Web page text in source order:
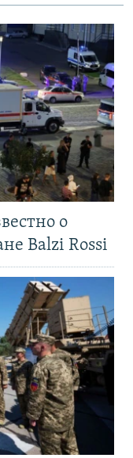
о
Balzi Rossi